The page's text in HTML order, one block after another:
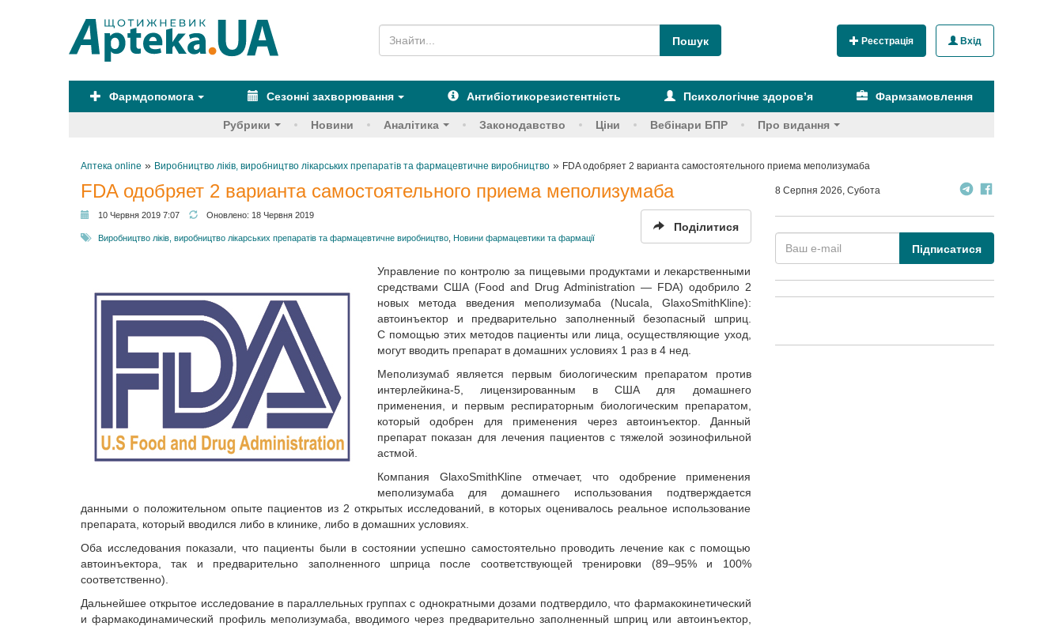
Реєстрація Вхід
Фармдопомога Сезонні захворювання Антибіотикорезистентність Психологічне здоров’я Фармзамовлення
Рубрики Новини Аналітика Законодавство Ціни Вебінари БПР Про видання
Аптека online » Виробництво ліків, виробництво лікарських препаратів та фармацевтичне виробництво » FDA одобряет 2 варианта самостоятельного приема меполизумаба
FDA одобряет 2 варианта самостоятельного приема меполизумаба
10 Червня 2019 7:07 Оновлено: 18 Червня 2019
Виробництво ліків, виробництво лікарських препаратів та фармацевтичне виробництво Новини фармацевтики та фармації
Поділитися
Управление по контролю за пищевыми продуктами и лекарственными
средствами США (Food and Drug Administration — FDA) одобрило 2
новых метода введения меполизумаба (Nucala, GlaxoSmithKline):
автоинъектор и предварительно заполненный безопасный шприц.
С помощью этих методов пациенты или лица, осуществляющие уход,
могут вводить препарат в домашних условиях 1 раз в 4 нед.
Меполизумаб является первым биологическим препаратом против
интерлейкина-5, лицензированным в США для домашнего
применения, и первым респираторным биологическим препаратом,
который одобрен для применения через автоинъектор. Данный
препарат показан для лечения пациентов с тяжелой эозинофильной
астмой.
Компания GlaxoSmithKline отмечает, что одобрение применения
меполизумаба для домашнего использования подтверждается
данными о положительном опыте пациентов из 2 открытых исследований, в которых оценивалось реальное использование
препарата, который вводился либо в клинике, либо в домашних условиях.
Оба исследования показали, что пациенты были в состоянии успешно самостоятельно проводить лечение как с помощью
автоинъектора, так и предварительно заполненного шприца после соответствующей тренировки (89–95% и 100%
соответственно).
Дальнейшее открытое исследование в параллельных группах с однократными дозами подтвердило, что фармакокинетический
и фармакодинамический профиль меполизумаба, вводимого через предварительно заполненный шприц или автоинъектор,
8 Серпня 2026, Субота
Підписатися